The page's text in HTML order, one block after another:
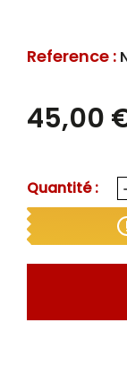
Reference :
45,00
Quantité :